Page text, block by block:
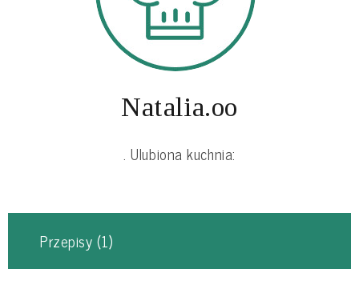
Natalia.oo
. Ulubiona kuchnia:
Przepisy (1)